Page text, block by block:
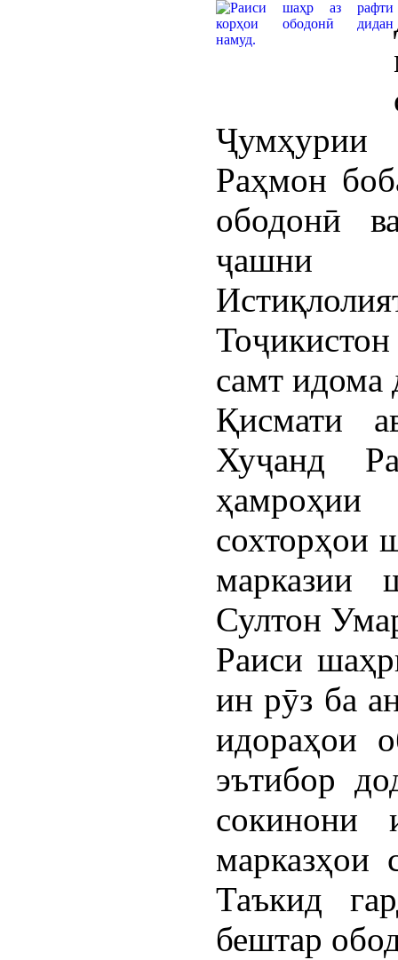
Раҳмон
ободонӣ
ҷашни
самт идома
Қисмати
Хуҷанд
сохторҳои
марказии
Султон
Раиси
ин рӯз ба
идораҳои
эътибор
сокинони
марказҳои
Таъкид
бештар